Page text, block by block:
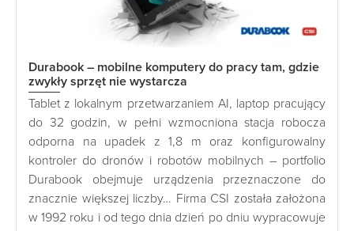
Durabook – mobilne komputery do pracy tam, gdzie
zwykły sprzęt nie wystarcza
Tablet z lokalnym przetwarzaniem AI, laptop pracujący
do 32 godzin, w pełni wzmocniona stacja robocza
odporna na upadek z 1,8 m oraz konfigurowalny
kontroler do dronów i robotów mobilnych – portfolio
Durabook obejmuje urządzenia przeznaczone do
znacznie większej liczby… Firma CSI została założona
w 1992 roku i od tego dnia dzień po dniu wypracowuje